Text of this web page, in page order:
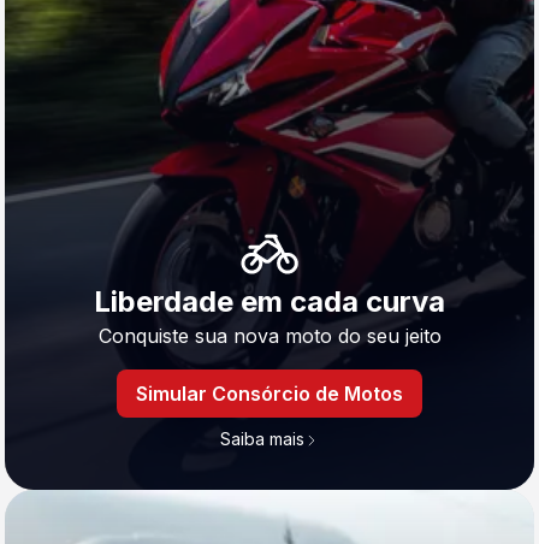
Liberdade em cada curva
Conquiste sua nova moto do seu jeito
Simular Consórcio de Motos
Saiba mais